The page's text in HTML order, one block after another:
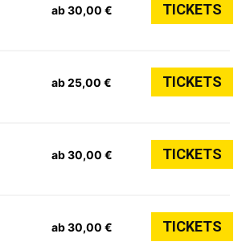
ab 30,00 € TICKETS
ab 25,00 € TICKETS
ab 30,00 € TICKETS
ab 30,00 € TICKETS